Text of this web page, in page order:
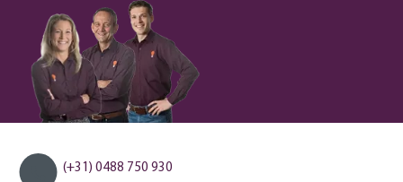
(+31) 0488 750 930